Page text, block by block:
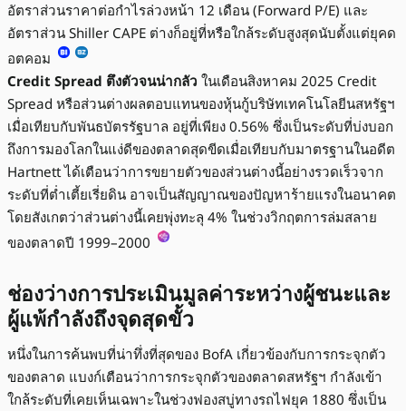
อัตราส่วนราคาต่อกำไรล่วงหน้า 12 เดือน (Forward P/E) และ
อัตราส่วน Shiller CAPE ต่างก็อยู่ที่หรือใกล้ระดับสูงสุดนับตั้งแต่ยุคด
อตคอม
Credit Spread ตึงตัวจนน่ากลัว ในเดือนสิงหาคม 2025 Credit
Spread หรือส่วนต่างผลตอบแทนของหุ้นกู้บริษัทเทคโนโลยีนสหรัฐฯ
เมื่อเทียบกับพันธบัตรรัฐบาล อยู่ที่เพียง 0.56% ซึ่งเป็นระดับที่บ่งบอก
ถึงการมองโลกในแง่ดีของตลาดสุดขีดเมื่อเทียบกับมาตรฐานในอดีต
Hartnett ได้เตือนว่าการขยายตัวของส่วนต่างนี้อย่างรวดเร็วจาก
ระดับที่ต่ำเตี้ยเรี่ยดิน อาจเป็นสัญญาณของปัญหาร้ายแรงในอนาคต
โดยสังเกตว่าส่วนต่างนี้เคยพุ่งทะลุ 4% ในช่วงวิกฤตการล่มสลาย
ของตลาดปี 1999–2000
ช่องว่างการประเมินมูลค่าระหว่างผู้ชนะและ
ผู้แพ้กำลังถึงจุดสุดขั้ว
หนึ่งในการค้นพบที่น่าทึ่งที่สุดของ BofA เกี่ยวข้องกับการกระจุกตัว
ของตลาด แบงก์เตือนว่าการกระจุกตัวของตลาดสหรัฐฯ กำลังเข้า
ใกล้ระดับที่เคยเห็นเฉพาะในช่วงฟองสบู่ทางรถไฟยุค 1880 ซึ่งเป็น